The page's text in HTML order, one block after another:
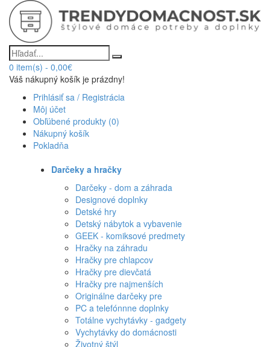
0 item(s) - 0,00€
Váš nákupný košík je prázdny!
Prihlásiť sa / Registrácia
Môj účet
Obľúbené produkty (0)
Nákupný košík
Pokladňa
Darčeky a hračky
Darčeky - dom a záhrada
Designové doplnky
Detské hry
Detský nábytok a vybavenie
GEEK - komiksové predmety
Hračky na záhradu
Hračky pre chlapcov
Hračky pre dievčatá
Hračky pre najmenších
Originálne darčeky pre
PC a telefónnne doplnky
Totálne vychytávky - gadgety
Vychytávky do domácnosti
Životný štýl